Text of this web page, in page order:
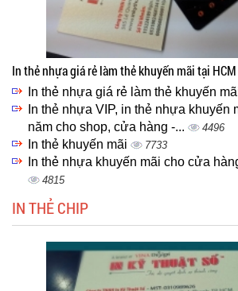
In thẻ nhựa giá rẻ làm thẻ khuyến mãi tại HCM
In thẻ nhựa giá rẻ làm thẻ khuyến
In thẻ nhựa VIP, in thẻ nhựa khuyến
năm cho shop, cửa hàng -...
4496
In thẻ khuyến mãi 7733
In thẻ nhựa khuyến mãi cho cửa
4815
IN THẺ CHIP